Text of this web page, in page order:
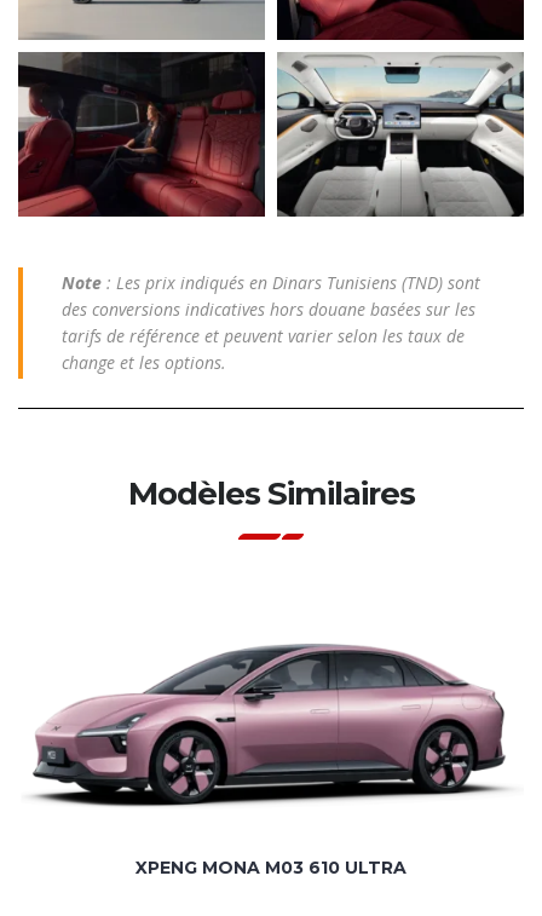
Note : Les prix indiqués en Dinars Tunisiens (TND) sont
des conversions indicatives hors douane basées sur les
tarifs de référence et peuvent varier selon les taux de
change et les options.
Modèles Similaires
XPENG MONA M03 610 ULTRA